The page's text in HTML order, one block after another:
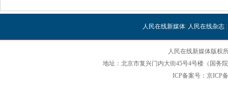
人民在线新媒体| 人民在线杂志|
人民在线新媒体版权
地址：北京市复兴门内大街45号4号楼（国务
ICP备案号：京ICP